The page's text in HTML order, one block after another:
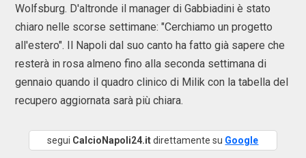
Wolfsburg. D'altronde il manager di Gabbiadini è stato
chiaro nelle scorse settimane: "Cerchiamo un progetto
all'estero". Il Napoli dal suo canto ha fatto già sapere che
resterà in rosa almeno fino alla seconda settimana di
gennaio quando il quadro clinico di Milik con la tabella del
recupero aggiornata sarà più chiara.
segui CalcioNapoli24.itdirettamente su Google